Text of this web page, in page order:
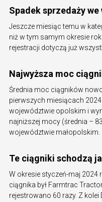
Spadek sprzedaży
Jeszcze miesiąc temu w
niż w tym samym okresie
rejestracji dotyczą już
Najwyższa moc
Średnia moc ciągników
pierwszych miesiącach
województwie opolskim i
najniższej mocy (średnia –
województwie małopolskim.
Te ciągniki schodzą
W okresie styczeń-maj
ciągnika był Farmtrac
rejestrowano 60 razy. Z kolei